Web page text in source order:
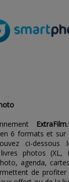
6 formats et sur
ci-
photos (XL,
agenda,
de